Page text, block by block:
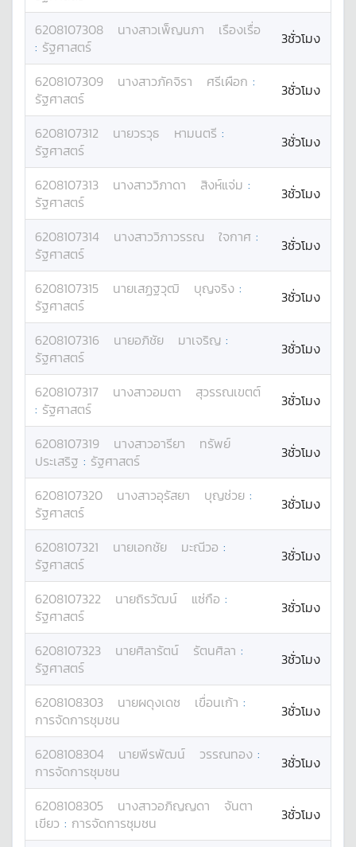
6208107308 นางสาวเพ็ญนภา
เรืองเรื่อ
: รัฐศาสตร์ 3ชั่วโมง
6208107309 นางสาวภัคจิรา ศรีเผือก :
รัฐศาสตร์
3ชั่วโมง
6208107312 นายวรวุธ หามนตรี :
รัฐศาสตร์
3ชั่วโมง
6208107313 นางสาววิภาดา สิงห์แจ่ม :
รัฐศาสตร์
3ชั่วโมง
6208107314 นางสาววิภาวรรณ ใจกาศ :
รัฐศาสตร์
3ชั่วโมง
6208107315 นายเสฏฐวุฒิ บุญจริง :
รัฐศาสตร์
3ชั่วโมง
6208107316 นายอภิชัย มาเจริญ :
รัฐศาสตร์
3ชั่วโมง
6208107317 นางสาวอมตา
สุวรรณเขตต์
: รัฐศาสตร์ 3ชั่วโมง
6208107319 นางสาวอารียา
ทรัพย์
ประเสริฐ : รัฐศาสตร์ 3ชั่วโมง
6208107320 นางสาวอุรัสยา บุญช่วย :
รัฐศาสตร์
3ชั่วโมง
6208107321 นายเอกชัย มะณีวอ :
รัฐศาสตร์
3ชั่วโมง
6208107322 นายถิรวัฒน์ แซ่กือ :
รัฐศาสตร์
3ชั่วโมง
6208107323 นายศิลารัตน์ รัตนศิลา :
รัฐศาสตร์
3ชั่วโมง
6208108303 นายผดุงเดช เขื่อนเก้า :
การจัดการชุมชน
3ชั่วโมง
6208108304 นายพีรพัฒน์ วรรณทอง :
การจัดการชุมชน
3ชั่วโมง
6208108305 นางสาวอภิญญดา
จันตา
เขียว : การจัดการชุมชน 3ชั่วโมง